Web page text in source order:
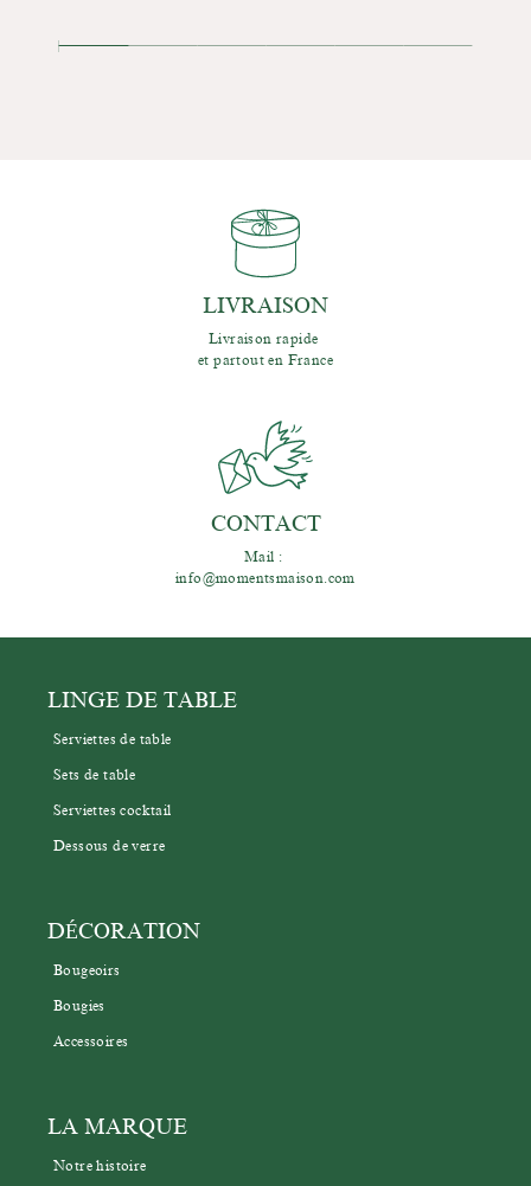
LIVRAISON
Livraison rapide
et partout en France
CONTACT
Mail :
info@momentsmaison.com
LINGE DE TABLE
Serviettes de table
Sets de table
Serviettes cocktail
Dessous de verre
DÉCORATION
Bougeoirs
Bougies
Accessoires
LA MARQUE
Notre histoire